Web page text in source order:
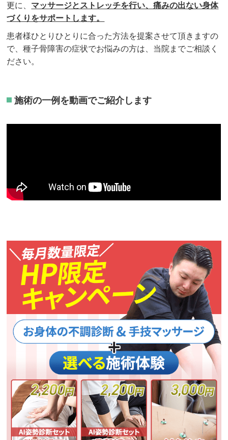
更に、 マッサージとストレッチを行い、痛みの出ない身体
づくりをサポートします。
患者様ひとりひとりに合った方法を提案させて頂きますの
で、種子骨障害の症状でお悩みの方は、当院までご相談く
ださい。
施術の一例を動画でご紹介します